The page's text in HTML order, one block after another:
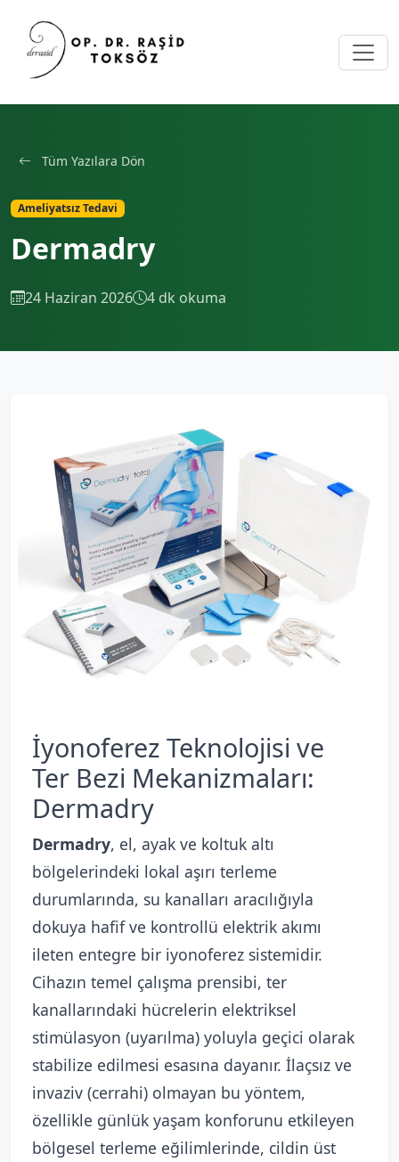
Tüm Yazılara Dön
Ameliyatsız Tedavi
Dermadry
24 Haziran 2026 4 dk okuma
İyonoferez Teknolojisi ve
Ter Bezi Mekanizmaları:
Dermadry
Dermadry, el, ayak ve koltuk altı
bölgelerindeki lokal aşırı terleme
durumlarında, su kanalları aracılığıyla
dokuya hafif ve kontrollü elektrik akımı
ileten entegre bir iyonoferez sistemidir.
Cihazın temel çalışma prensibi, ter
kanallarındaki hücrelerin elektriksel
stimülasyon (uyarılma) yoluyla geçici olarak
stabilize edilmesi esasına dayanır. İlaçsız ve
invaziv (cerrahi) olmayan bu yöntem,
özellikle günlük yaşam konforunu etkileyen
bölgesel terleme eğilimlerinde, cildin üst